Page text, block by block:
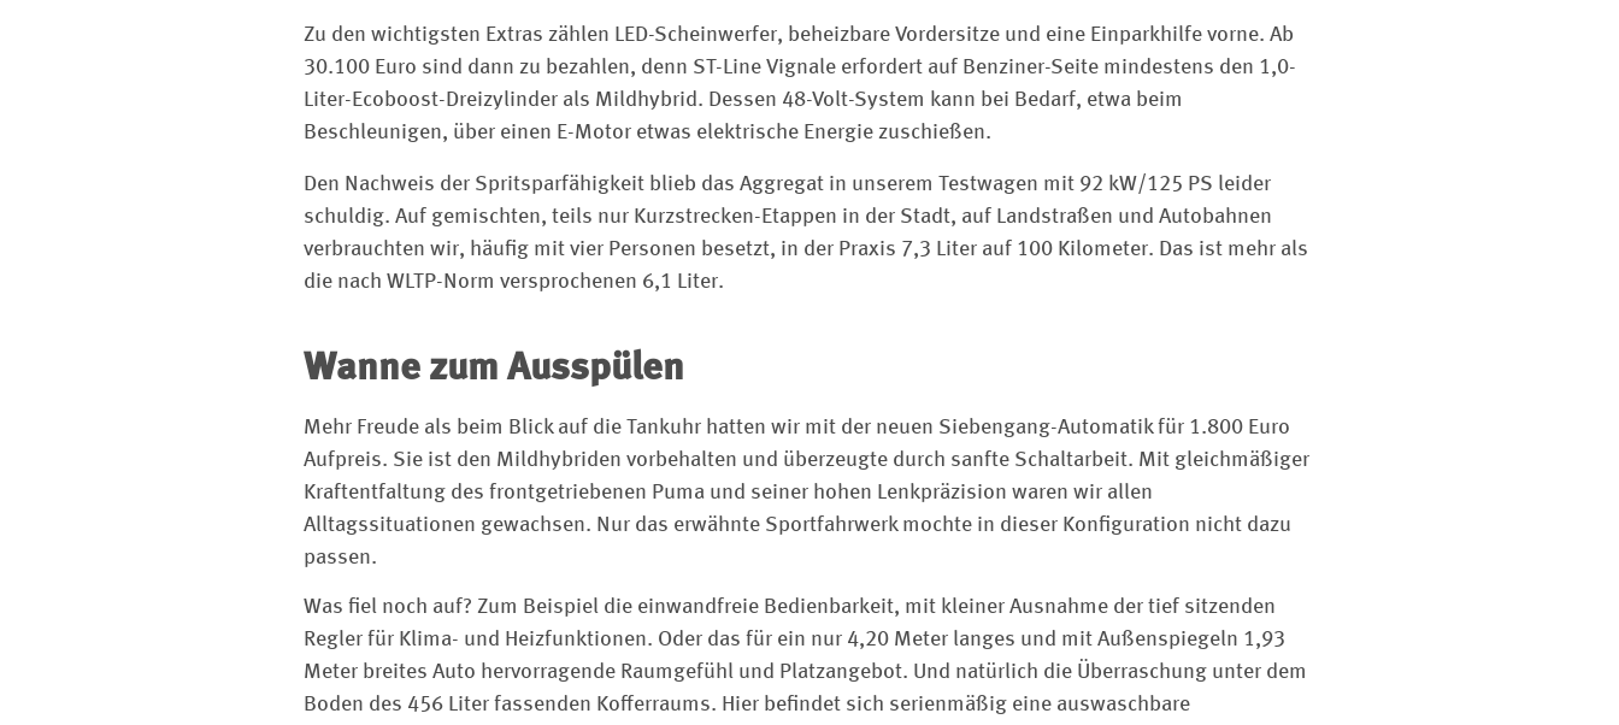
Zu den wichtigsten Extras zählen LED-Scheinwerfer, beheizbare Vordersitze und eine Einparkhilfe vorne. Ab
30.100 Euro sind dann zu bezahlen, denn ST-Line Vignale erfordert auf Benziner-Seite mindestens den 1,0-
Liter-Ecoboost-Dreizylinder als Mildhybrid. Dessen 48-Volt-System kann bei Bedarf, etwa beim
Beschleunigen, über einen E-Motor etwas elektrische Energie zuschießen.
Den Nachweis der Spritsparfähigkeit blieb das Aggregat in unserem Testwagen mit 92 kW/125 PS leider
schuldig. Auf gemischten, teils nur Kurzstrecken-Etappen in der Stadt, auf Landstraßen und Autobahnen
verbrauchten wir, häufig mit vier Personen besetzt, in der Praxis 7,3 Liter auf 100 Kilometer. Das ist mehr als
die nach WLTP-Norm versprochenen 6,1 Liter.
Wanne zum Ausspülen
Mehr Freude als beim Blick auf die Tankuhr hatten wir mit der neuen Siebengang-Automatik für 1.800 Euro
Aufpreis. Sie ist den Mildhybriden vorbehalten und überzeugte durch sanfte Schaltarbeit. Mit gleichmäßiger
Kraftentfaltung des frontgetriebenen Puma und seiner hohen Lenkpräzision waren wir allen
Alltagssituationen gewachsen. Nur das erwähnte Sportfahrwerk mochte in dieser Konfiguration nicht dazu
passen.
Was fiel noch auf? Zum Beispiel die einwandfreie Bedienbarkeit, mit kleiner Ausnahme der tief sitzenden
Regler für Klima- und Heizfunktionen. Oder das für ein nur 4,20 Meter langes und mit Außenspiegeln 1,93
Meter breites Auto hervorragende Raumgefühl und Platzangebot. Und natürlich die Überraschung unter dem
Boden des 456 Liter fassenden Kofferraums. Hier befindet sich serienmäßig eine auswaschbare